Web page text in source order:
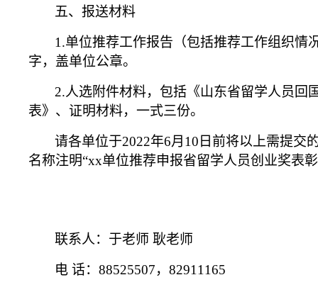
五、报送材料
1.单位推荐工作报告（包括推荐工作组织情
字，盖单位公章。
2.人选附件材料，包括《山东省留学人员回
表》、证明材料，一式三份。
请各单位于2022年6月10日前将以上需提交
名称注明“xx单位推荐申报省留学人员创业奖表彰
联系人：于老师 耿老师
电 话：88525507，82911165